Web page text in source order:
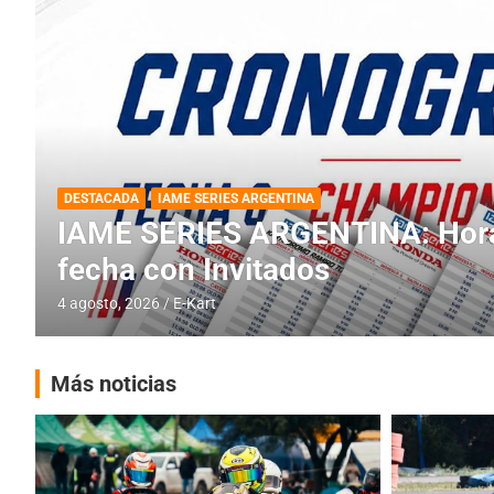
DESTACADA INFORME CENTRAL RMC BUENOS AIRES
RMC BUENOS AIRES: Cerró
histórica en Baradero
4 agosto, 2026 E-Kart
Más noticias